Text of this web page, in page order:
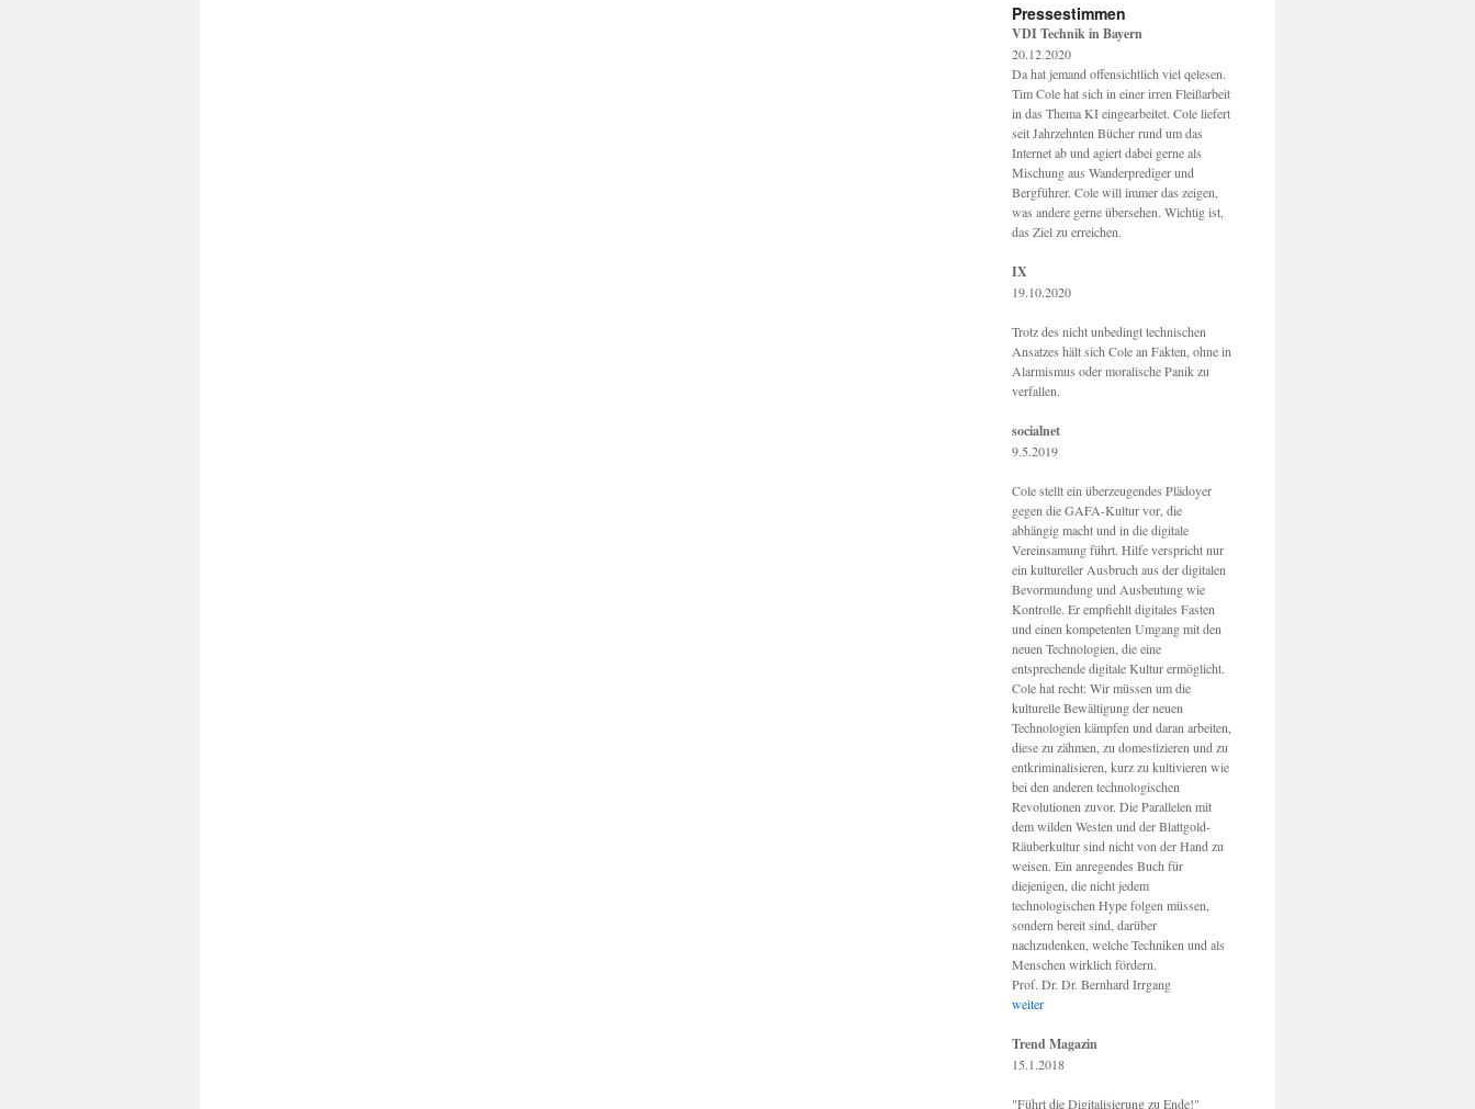
Pressestimmen
VDI Technik in Bayern
20.12.2020
Da hat jemand offensichtlich viel qelesen.
Tim Cole hat sich in einer irren Fleißarbeit
in das Thema KI eingearbeitet. Cole liefert
seit Jahrzehnten Bücher rund um das
Internet ab und agiert dabei gerne als
Mischung aus Wanderprediger und
Bergführer. Cole will immer das zeigen,
was andere gerne übersehen. Wichtig ist,
das Ziel zu erreichen.
IX
19.10.2020
Trotz des nicht unbedingt technischen
Ansatzes hält sich Cole an Fakten, ohne in
Alarmismus oder moralische Panik zu
verfallen.
socialnet
9.5.2019
Cole stellt ein überzeugendes Plädoyer
gegen die GAFA-Kultur vor, die
abhängig macht und in die digitale
Vereinsamung führt. Hilfe verspricht nur
ein kultureller Ausbruch aus der digitalen
Bevormundung und Ausbeutung wie
Kontrolle. Er empfiehlt digitales Fasten
und einen kompetenten Umgang mit den
neuen Technologien, die eine
entsprechende digitale Kultur ermöglicht.
Cole hat recht: Wir müssen um die
kulturelle Bewältigung der neuen
Technologien kämpfen und daran arbeiten,
diese zu zähmen, zu domestizieren und zu
entkriminalisieren, kurz zu kultivieren wie
bei den anderen technologischen
Revolutionen zuvor. Die Parallelen mit
dem wilden Westen und der Blattgold-
Räuberkultur sind nicht von der Hand zu
weisen. Ein anregendes Buch für
diejenigen, die nicht jedem
technologischen Hype folgen müssen,
sondern bereit sind, darüber
nachzudenken, welche Techniken und als
Menschen wirklich fördern.
Prof. Dr. Dr. Bernhard Irrgang
weiter
Trend Magazin
15.1.2018
"Führt die Digitalisierung zu Ende!"